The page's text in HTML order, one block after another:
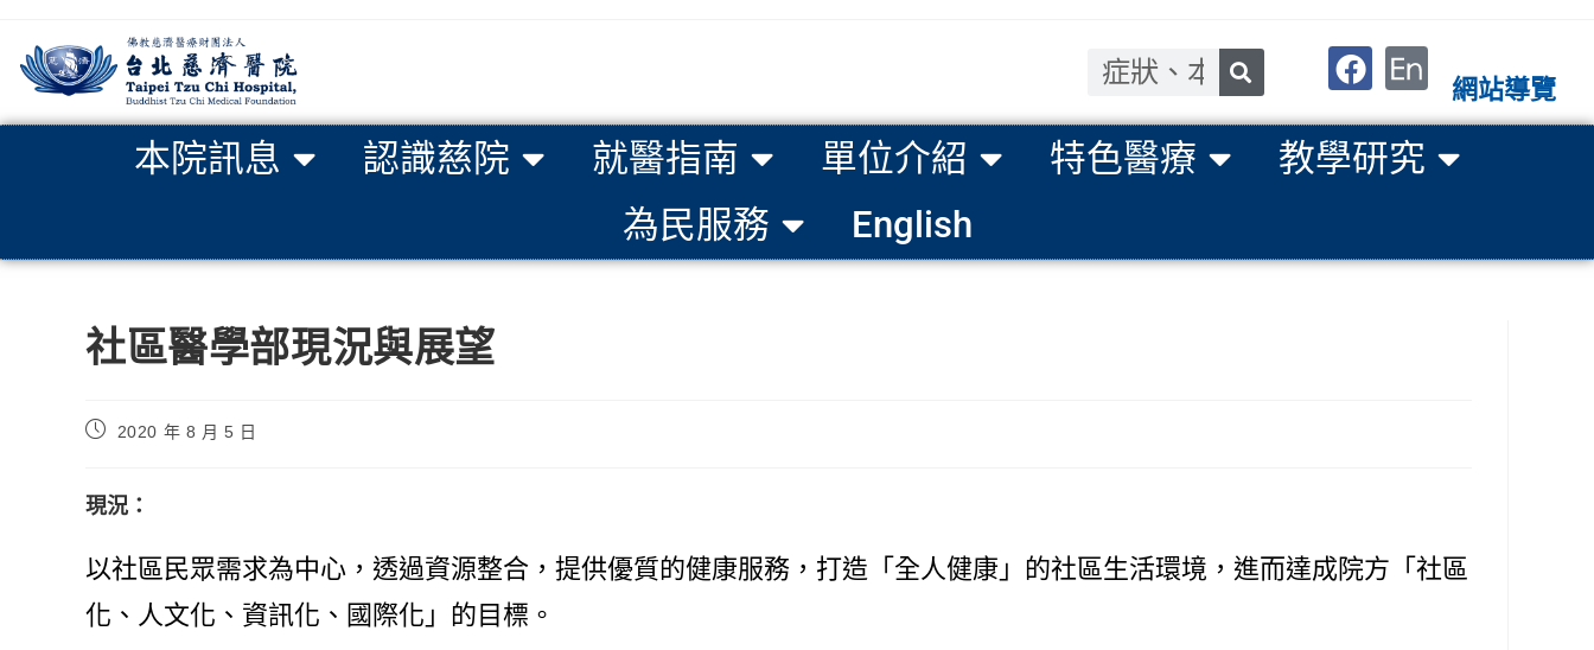
網站導覽
本院訊息 認識慈院 就醫指南 單位介紹 特色醫療
教學研究
為民服務
English
社區醫學部現況與展望
2020 年 8 月 5 日
現況：
以社區民眾需求為中心，透過資源整合，提供優質的健康服務，打造「全人健康」的社區生活環境，進而達成院方「社區
化、人文化、資訊化、國際化」的目標。